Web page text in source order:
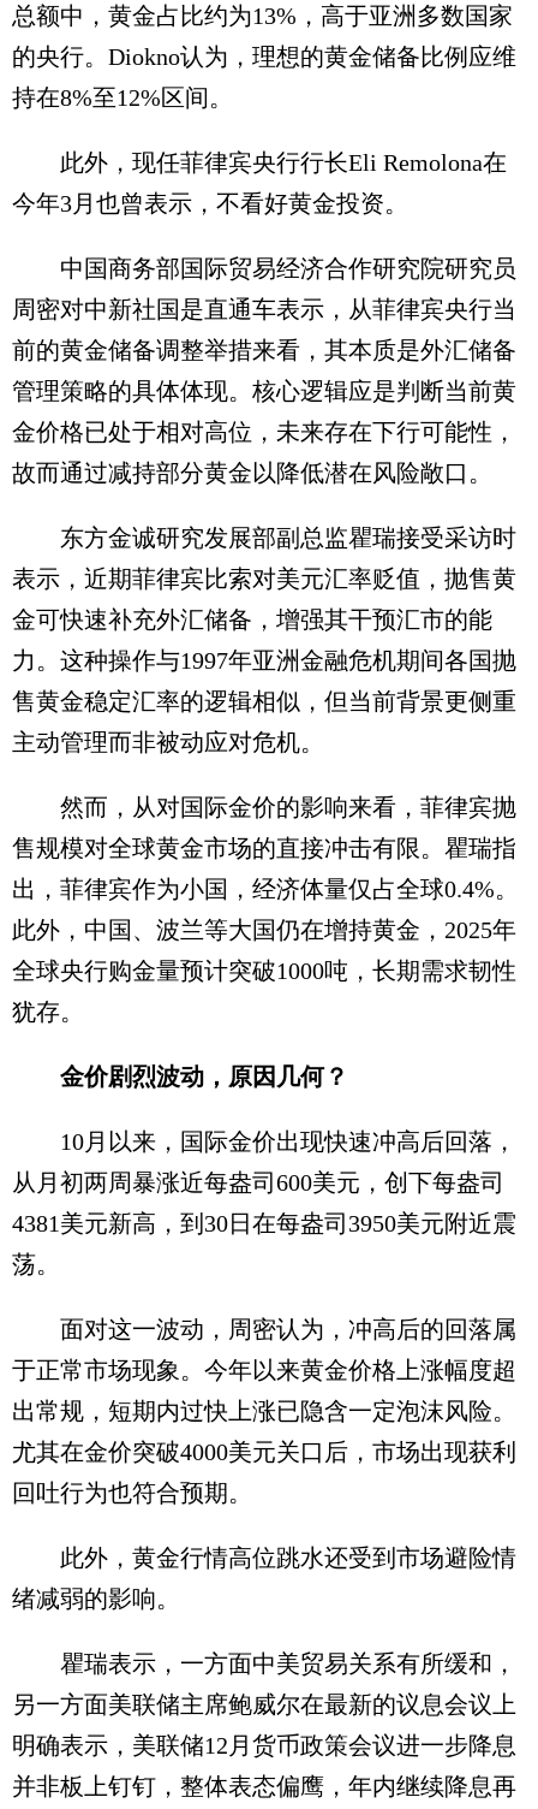
总额中，黄金占比约为13%，高于亚洲多数国家
的央行。Diokno认为，理想的黄金储备比例应维
持在8%至12%区间。
此外，现任菲律宾央行行长Eli Remolona在
今年3月也曾表示，不看好黄金投资。
中国商务部国际贸易经济合作研究院研究员
周密对中新社国是直通车表示，从菲律宾央行当
前的黄金储备调整举措来看，其本质是外汇储备
管理策略的具体体现。核心逻辑应是判断当前黄
金价格已处于相对高位，未来存在下行可能性，
故而通过减持部分黄金以降低潜在风险敞口。
东方金诚研究发展部副总监瞿瑞接受采访时
表示，近期菲律宾比索对美元汇率贬值，抛售黄
金可快速补充外汇储备，增强其干预汇市的能
力。这种操作与1997年亚洲金融危机期间各国抛
售黄金稳定汇率的逻辑相似，但当前背景更侧重
主动管理而非被动应对危机。
然而，从对国际金价的影响来看，菲律宾抛
售规模对全球黄金市场的直接冲击有限。瞿瑞指
出，菲律宾作为小国，经济体量仅占全球0.4%。
此外，中国、波兰等大国仍在增持黄金，2025年
全球央行购金量预计突破1000吨，长期需求韧性
犹存。
金价剧烈波动，原因几何？
10月以来，国际金价出现快速冲高后回落，
从月初两周暴涨近每盎司600美元，创下每盎司
4381美元新高，到30日在每盎司3950美元附近震
荡。
面对这一波动，周密认为，冲高后的回落属
于正常市场现象。今年以来黄金价格上涨幅度超
出常规，短期内过快上涨已隐含一定泡沫风险。
尤其在金价突破4000美元关口后，市场出现获利
回吐行为也符合预期。
此外，黄金行情高位跳水还受到市场避险情
绪减弱的影响。
瞿瑞表示，一方面中美贸易关系有所缓和，
另一方面美联储主席鲍威尔在最新的议息会议上
明确表示，美联储12月货币政策会议进一步降息
并非板上钉钉，整体表态偏鹰，年内继续降息再